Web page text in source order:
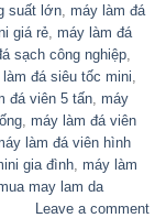
suất lớn máy làm đá
giá rẻ máy làm đá
sạch công nghiệp
đá siêu tốc mini
đá viên 5 tấn máy
máy làm đá viên
làm đá viên hình
gia đình máy làm
may lam da
Leave a comment